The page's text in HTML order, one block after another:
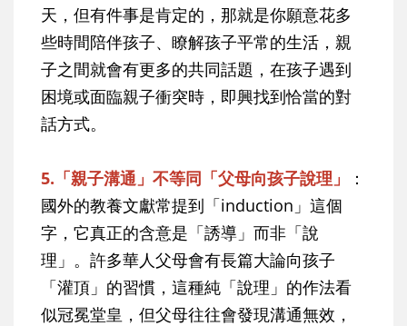
天，但有件事是肯定的，那就是你願意花多
些時間陪伴孩子、瞭解孩子平常的生活，親
子之間就會有更多的共同話題，在孩子遇到
困境或面臨親子衝突時，即興找到恰當的對
話方式。
5.「親子溝通」不等同「父母向孩子說理」
：
國外的教養文獻常提到「induction」這個
字，它真正的含意是「誘導」而非「說
理」。許多華人父母會有長篇大論向孩子
「灌頂」的習慣，這種純「說理」的作法看
似冠冕堂皇，但父母往往會發現溝通無效，